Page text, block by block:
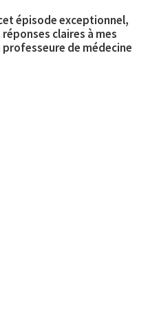
épisode exceptionnel,
claires à mes
de médecine